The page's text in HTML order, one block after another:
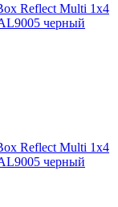
Reflect Multi 1x4
черный
Reflect Multi 1x4
черный